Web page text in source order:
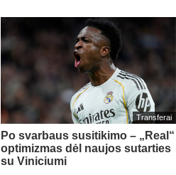
Transferai
Po svarbaus susitikimo – „Real“
optimizmas dėl naujos sutarties
su Viniciumi